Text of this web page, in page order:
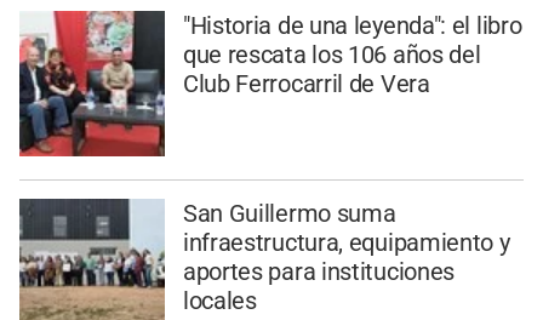
"Historia de una leyenda": el libro
que rescata los 106 años del
Club Ferrocarril de Vera
San Guillermo suma
infraestructura, equipamiento y
aportes para instituciones
locales